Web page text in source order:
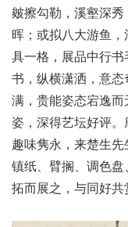
皴擦勾勒，溪壑深
晖；或拟八大游鱼
具一格，展品中行
书，纵横潇洒，意
满，贵能姿态宕逸
姿，深得艺坛好评。
趣味隽永，来楚生先
镇纸、臂搁、调色盘
拓而展之，与同好共